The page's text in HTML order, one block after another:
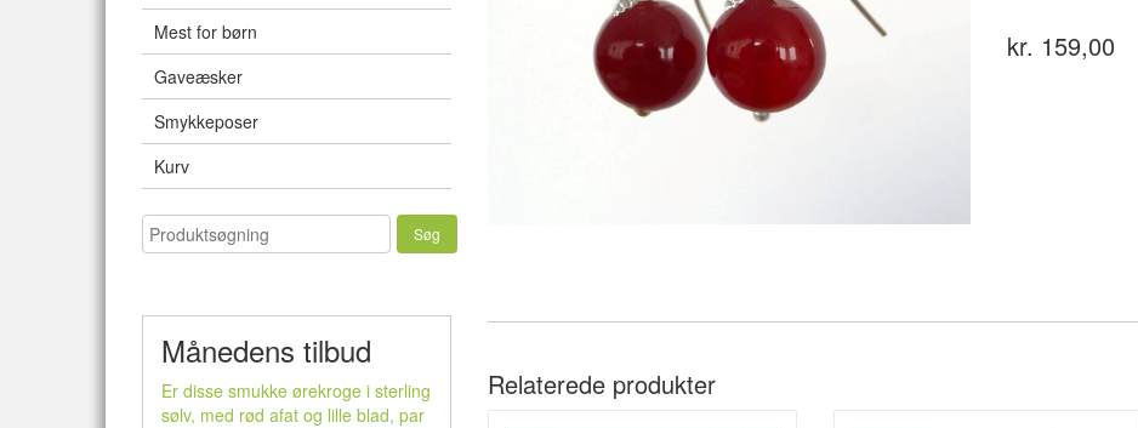
Mest for børn
Gaveæsker
Smykkeposer
Kurv
Månedens tilbud
Er disse smukke ørekroge i sterling
sølv, med rød afat og lille blad, par
kr. 159,00
Relaterede produkter